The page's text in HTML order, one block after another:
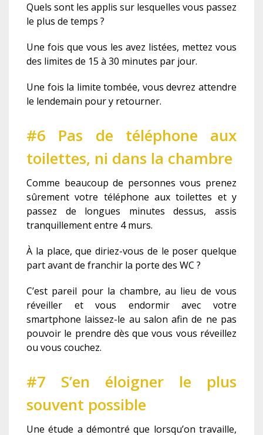
Quels sont les applis sur lesquelles vous passez
le plus de temps ?
Une fois que vous les avez listées, mettez vous
des limites de 15 à 30 minutes par jour.
Une fois la limite tombée, vous devrez attendre
le lendemain pour y retourner.
#6 Pas de téléphone aux
toilettes, ni dans la chambre
Comme beaucoup de personnes vous prenez
sûrement votre téléphone aux toilettes et y
passez de longues minutes dessus, assis
tranquillement entre 4 murs.
À la place, que diriez-vous de le poser quelque
part avant de franchir la porte des WC ?
C’est pareil pour la chambre, au lieu de vous
réveiller et vous endormir avec votre
smartphone laissez-le au salon afin de ne pas
pouvoir le prendre dès que vous vous réveillez
ou vous couchez.
#7 S’en éloigner le plus
souvent possible
Une étude a démontré que lorsqu’on travaille,